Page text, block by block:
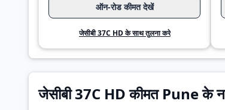
ऑन-रोड कीमत देखें
जेसीबी 37C HD के साथ तुलना करे
जेसीबी 37C HD कीमत Pune के